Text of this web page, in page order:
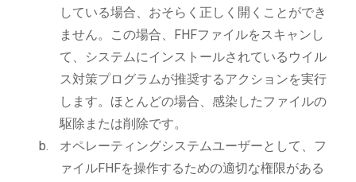
している場合、おそらく正しく開くことができ
ません。この場合、FHFファイルをスキャンし
て、システムにインストールされているウイル
ス対策プログラムが推奨するアクションを実行
します。ほとんどの場合、感染したファイルの
駆除または削除です。
オペレーティングシステムユーザーとして、フ
ァイルFHFを操作するための適切な権限がある